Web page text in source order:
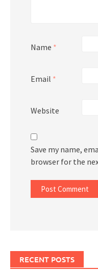
Name *
Email *
Website
Save my name,
browser for the
RECENT POSTS